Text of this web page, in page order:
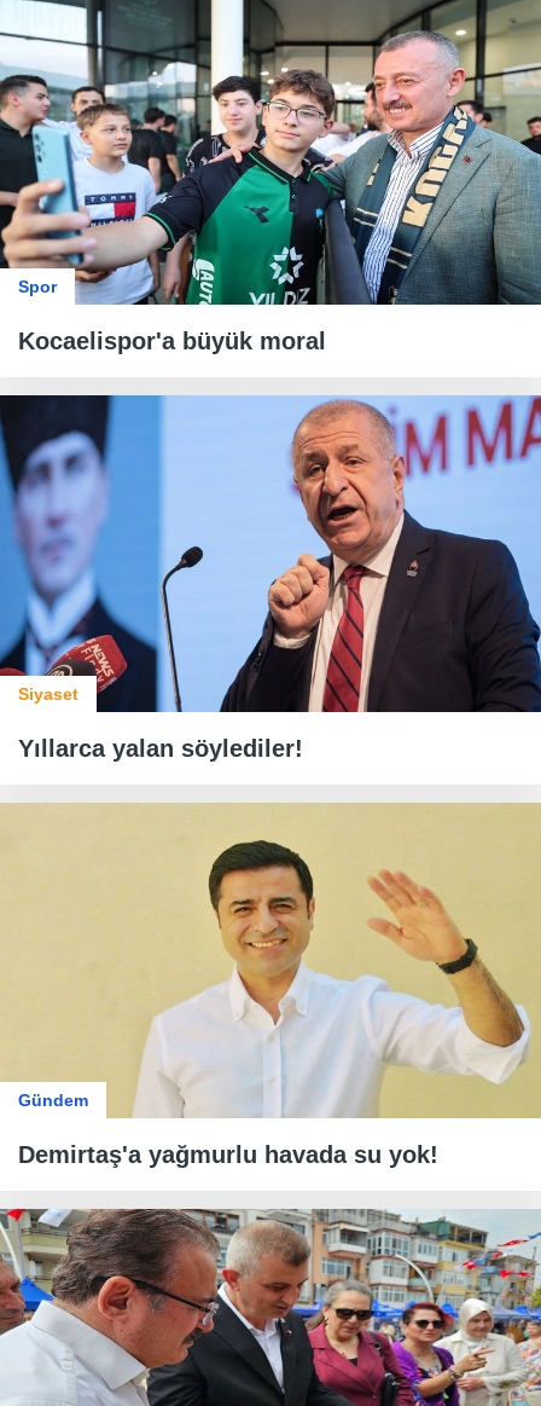
Spor
Kocaelispor'a büyük moral
Siyaset
Yıllarca yalan söylediler!
Gündem
Demirtaş'a yağmurlu havada su yok!